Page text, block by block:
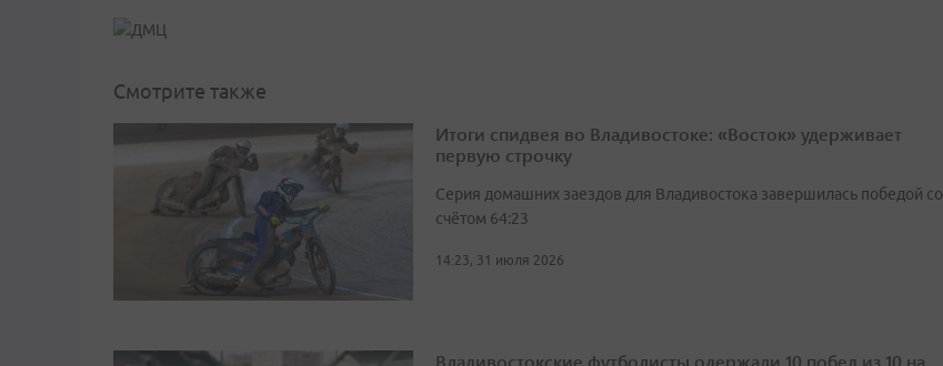
Смотрите также
Итоги спидвея во Владивостоке: «Восток» удерживает
первую строчку
Серия домашних заездов для Владивостока завершилась победой со
счётом 64:23
14:23, 31 июля 2026